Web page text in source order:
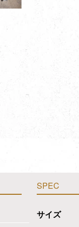
SPEC
サイズ